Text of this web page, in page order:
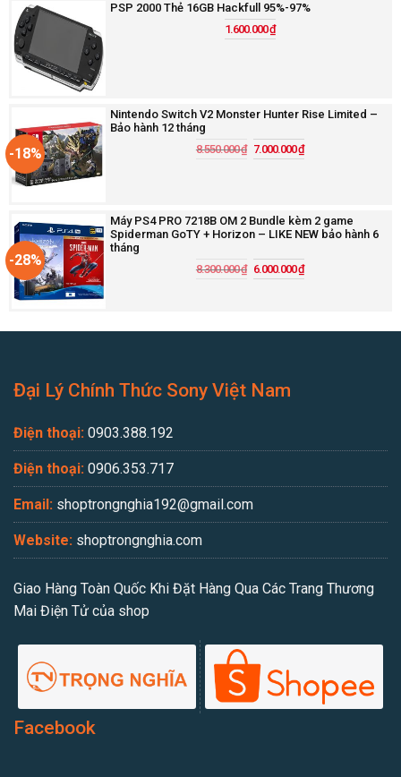
PSP 2000 Thẻ 16GB Hackfull 95%-97%
1.600.000₫
-18%
Nintendo Switch V2 Monster Hunter Rise Limited –
Bảo hành 12 tháng
8.550.000₫ 7.000.000₫
-28%
Máy PS4 PRO 7218B OM 2 Bundle kèm 2 game
Spiderman GoTY + Horizon – LIKE NEW bảo hành 6
tháng
8.300.000₫ 6.000.000₫
Đại Lý Chính Thức Sony Việt Nam
Điện thoại: 0903.388.192
Điện thoại: 0906.353.717
Email: shoptrongnghia192@gmail.com
Website: shoptrongnghia.com
Giao Hàng Toàn Quốc Khi Đặt Hàng Qua Các Trang Thương
Mai Điện Tử của shop
Facebook